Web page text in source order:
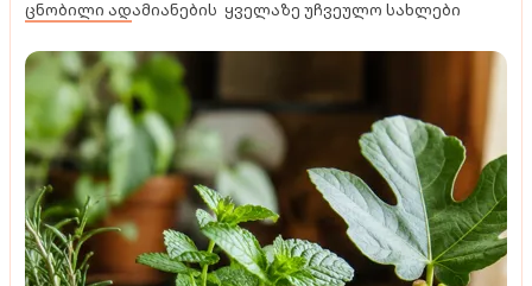
ცნობილი ადამიანების ყველაზე უჩვეულო სახლები